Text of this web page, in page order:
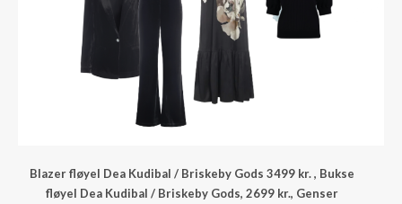
Blazer fløyel Dea Kudibal / Briskeby Gods 3499 kr. , Bukse
fløyel Dea Kudibal / Briskeby Gods, 2699 kr., Genser